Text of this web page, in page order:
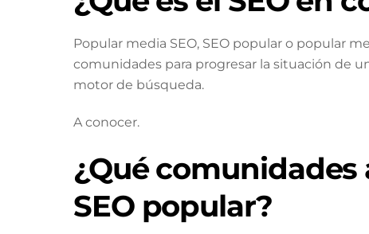
Popular media SEO, SEO popular o popular
comunidades para progresar la situación de
motor de búsqueda.
A conocer.
¿Qué
SEO popular?